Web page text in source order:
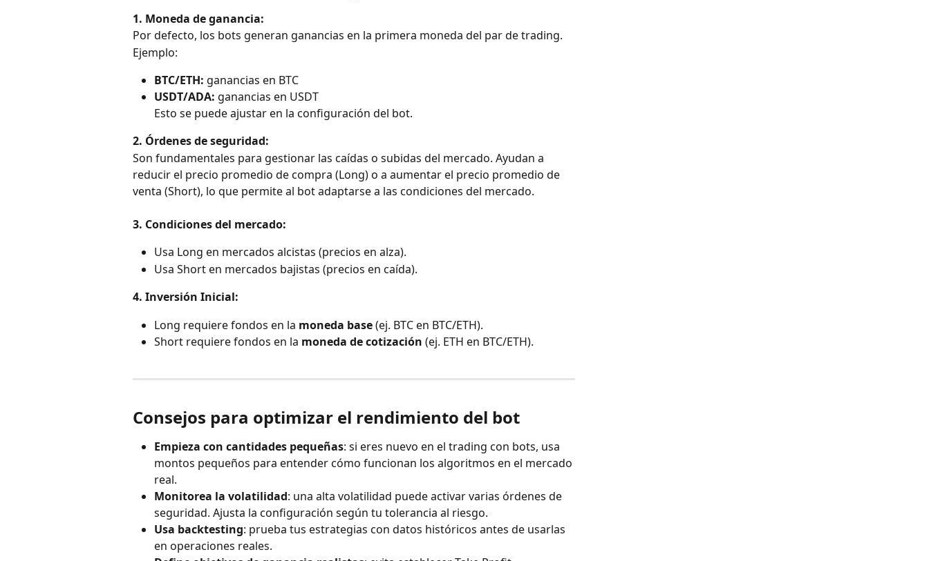
1. Moneda de ganancia:
Por defecto, los bots generan ganancias en la primera moneda del par de trading.
Ejemplo:
BTC/ETH: ganancias en BTC
USDT/ADA: ganancias en USDT
​Esto se puede ajustar en la configuración del bot.
2. Órdenes de seguridad:
Son fundamentales para gestionar las caídas o subidas del mercado. Ayudan a
reducir el precio promedio de compra (Long) o a aumentar el precio promedio de
venta (Short), lo que permite al bot adaptarse a las condiciones del mercado.
3. Condiciones del mercado:
Usa Long en mercados alcistas (precios en alza).
Usa Short en mercados bajistas (precios en caída).
4. Inversión Inicial:
Long requiere fondos en la moneda base (ej. BTC en BTC/ETH).
Short requiere fondos en la moneda de cotización (ej. ETH en BTC/ETH).
Consejos para optimizar el rendimiento del bot
Empieza con cantidades pequeñas: si eres nuevo en el trading con bots, usa
montos pequeños para entender cómo funcionan los algoritmos en el mercado
real.
Monitorea la volatilidad: una alta volatilidad puede activar varias órdenes de
seguridad. Ajusta la configuración según tu tolerancia al riesgo.
Usa backtesting: prueba tus estrategias con datos históricos antes de usarlas
en operaciones reales.